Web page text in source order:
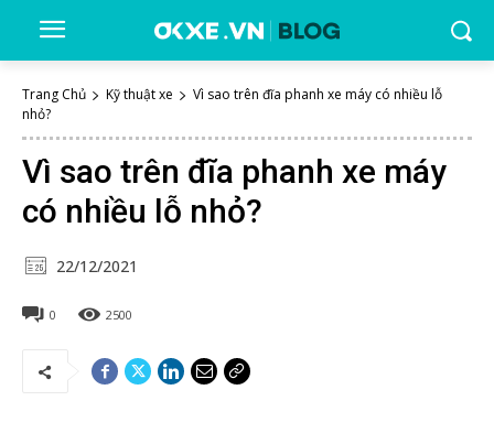
Trang Chủ Kỹ thuật xe
Vì sao trên đĩa phanh xe máy có nhiều lỗ
nhỏ?
Vì sao trên đĩa phanh xe máy
có nhiều lỗ nhỏ?
22/12/2021
0 2500